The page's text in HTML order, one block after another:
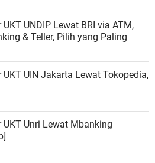
UKT UNDIP Lewat BRI via ATM,
& Teller, Pilih yang Paling
UKT UIN Jakarta Lewat Tokopedia,
UKT Unri Lewat Mbanking